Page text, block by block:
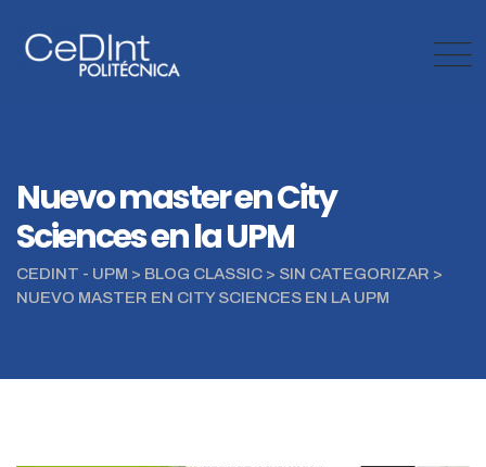
content
Nuevo master en City
Sciences en la UPM
CEDINT - UPM > BLOG CLASSIC > SIN CATEGORIZAR >
NUEVO MASTER EN CITY SCIENCES EN LA UPM